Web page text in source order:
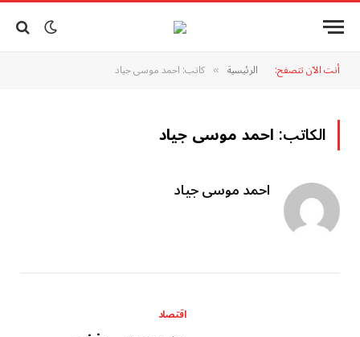
أنت الآن تتصفح: الرئيسية » كاتب: احمد موسى جياد
الكاتب: احمد موسى جياد
احمد موسى جياد
اقتصاد